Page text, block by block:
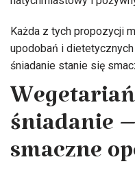
Każda z tych propozycji
upodobań i
śniadanie stanie się
śniadanie
smaczne